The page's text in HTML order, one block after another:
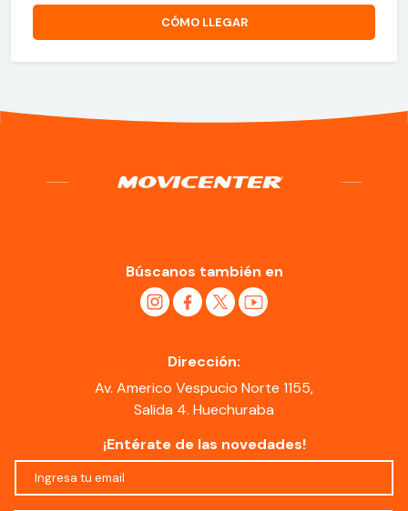
CÓMO LLEGAR
Búscanos también en
Dirección:
Av. Americo Vespucio Norte 1155,
Salida 4. Huechuraba
¡Entérate de las novedades!